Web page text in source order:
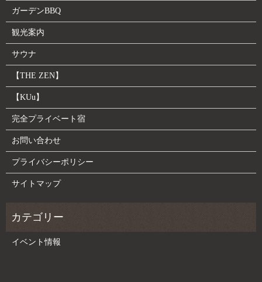
ガーデンBBQ
観光案内
サウナ
【THE ZEN】
【KUu】
完全プライベート宿
お問い合わせ
プライバシーポリシー
サイトマップ
イベント情報